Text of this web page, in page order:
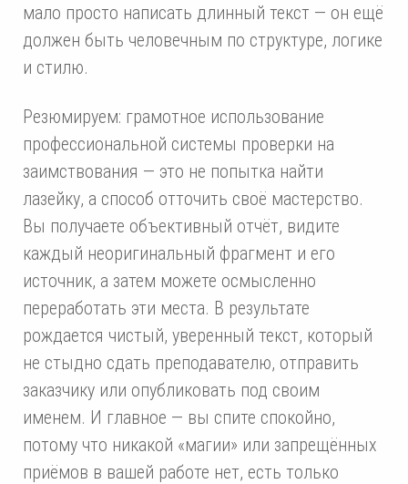
мало просто написать длинный текст — он ещё
должен быть человечным по структуре, логике
и стилю.
Резюмируем: грамотное использование
профессиональной системы проверки на
заимствования — это не попытка найти
лазейку, а способ отточить своё мастерство.
Вы получаете объективный отчёт, видите
каждый неоригинальный фрагмент и его
источник, а затем можете осмысленно
переработать эти места. В результате
рождается чистый, уверенный текст, который
не стыдно сдать преподавателю, отправить
заказчику или опубликовать под своим
именем. И главное — вы спите спокойно,
потому что никакой «магии» или запрещённых
приёмов в вашей работе нет, есть только